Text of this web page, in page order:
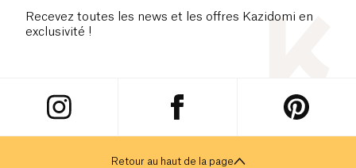
Recevez toutes les news et les offres Kazidomi en
exclusivité !
Retour au haut de la page